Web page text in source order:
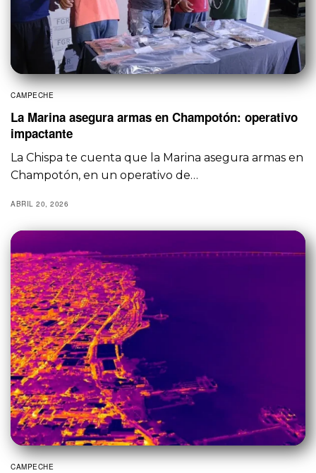
CAMPECHE
La Marina asegura armas en Champotón: operativo
impactante
La Chispa te cuenta que la Marina asegura armas en
Champotón, en un operativo de…
ABRIL 20, 2026
CAMPECHE